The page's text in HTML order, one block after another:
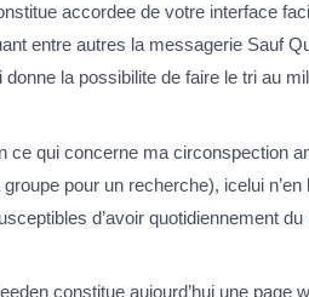
accordee de votre interface
entre autres la messagerie Sauf
la possibilite de faire le tri au
qui concerne ma circonspection
pour un recherche), icelui
d’avoir quotidiennement
constitue aujourd’hui une page